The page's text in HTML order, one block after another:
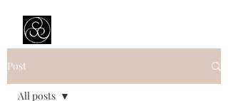
Post
All posts